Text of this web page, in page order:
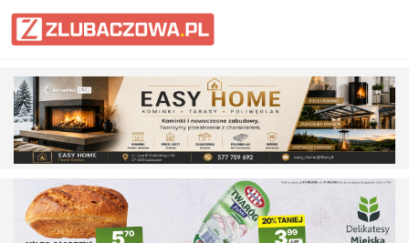
Informacje Lubaczów, powiat